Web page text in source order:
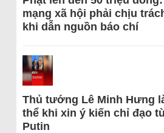
mạng xã hội phải chịu
khi dẫn nguồn báo chí
Thủ tướng Lê Minh Hưng
thể khi xin ý kiến chỉ đạo
Putin